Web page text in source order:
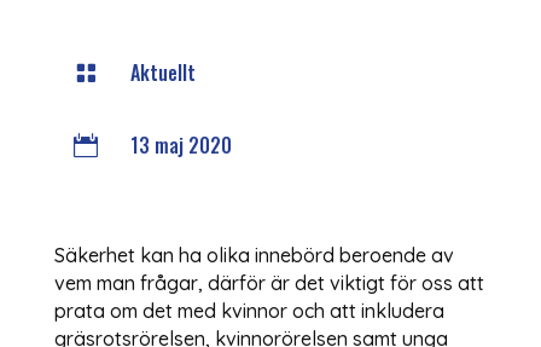
 Aktuellt
 13 maj 2020
Säkerhet kan ha olika innebörd beroende av
vem man frågar, därför är det viktigt för oss att
prata om det med kvinnor och att inkludera
gräsrotsrörelsen, kvinnorörelsen samt unga